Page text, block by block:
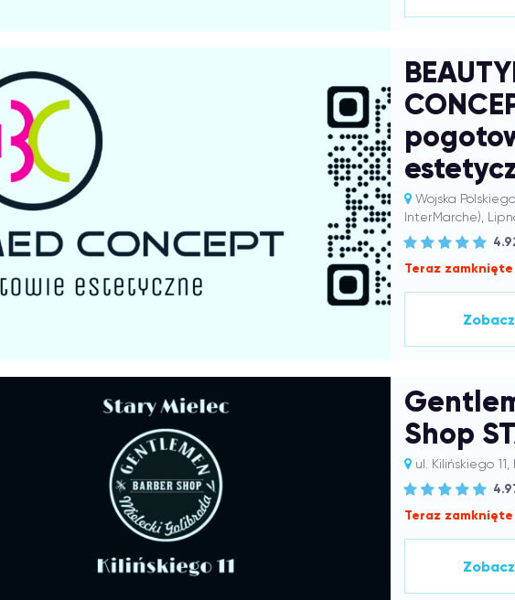
Wojska
InterMarche),
Teraz zamknięte
Shop
ul. Kilińskiego
Teraz zamknięte